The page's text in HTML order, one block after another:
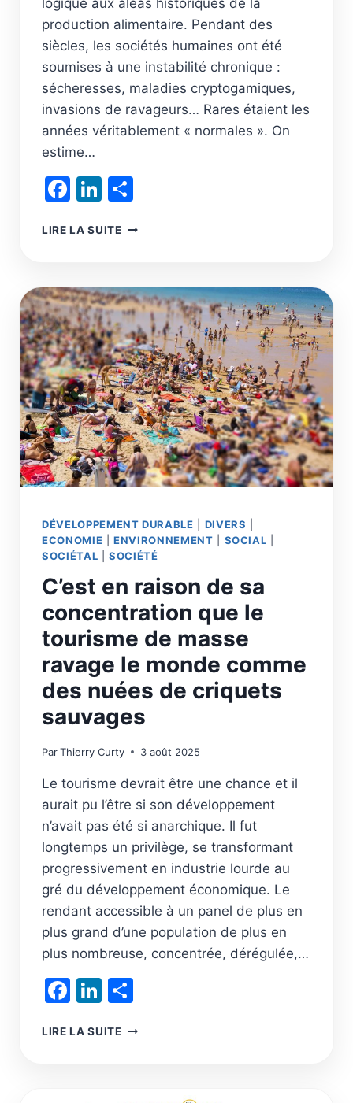
logique aux aléas historiques de la
production alimentaire. Pendant des
siècles, les sociétés humaines ont été
soumises à une instabilité chronique :
sécheresses, maladies cryptogamiques,
invasions de ravageurs… Rares étaient les
années véritablement « normales ». On
estime…
Facebook
LinkedIn
LIRE LA SUITEREPENSER
:
DE
LA
SÉCURITÉ
ALIMENTAIRE
À
LA
RÉGÉNÉRATION
DES
TERRITOIRES
DÉVELOPPEMENT DURABLE DIVERS
ECONOMIE |ENVIRONNEMENT SOCIAL
SOCIÉTAL |SOCIÉTÉ
C’est en raison de sa
concentration que le
tourisme de masse
ravage le monde comme
des nuées de criquets
sauvages
ParThierry Curty 3 août 2025
Le tourisme devrait être une chance et il
aurait pu l’être si son développement
n’avait pas été si anarchique. Il fut
longtemps un privilège, se transformant
progressivement en industrie lourde au
gré du développement économique. Le
rendant accessible à un panel de plus en
plus grand d’une population de plus en
plus nombreuse, concentrée, dérégulée,…
Facebook
LinkedIn
LIRE LA SUITEC’EST